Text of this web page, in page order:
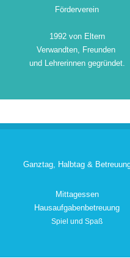
Förderverein
1992 von Eltern
Verwandten, Freunden
und Lehrerinnen gegründet.
Ganztag, Halbtag &
Mittagessen
Hausaufgabenbetreuung
Spiel und Spaß